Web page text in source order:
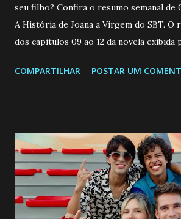
seu filho? Confira o resumo semanal de
A História de Joana a Virgem do SBT. O
dos capitulos 09 ao 12 da novela exibida
a Programação Semanal do SBT de
confessa a Gabriel que ele demonstrou
pessoa que ela tanto desejou durante
entra no quarto de Gabriel e imagina
encontro deles, quando conseguir
Paula sobre a suposta infidelidade de
COMPARTILHAR POSTAR UM